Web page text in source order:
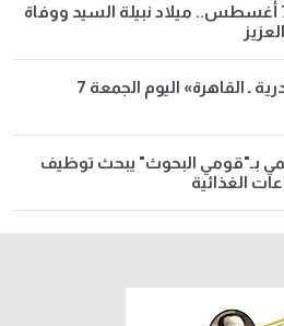
حدث في مثل هذا اليوم 7 أغسطس.. ميلاد نبيلة السيد ووفاة
مواعيد قطارات «الإسكندرية ـ القاهرة» اليوم الجمعة 7
بـ"قومي البحوث" يبحث توظيف
الغذائية